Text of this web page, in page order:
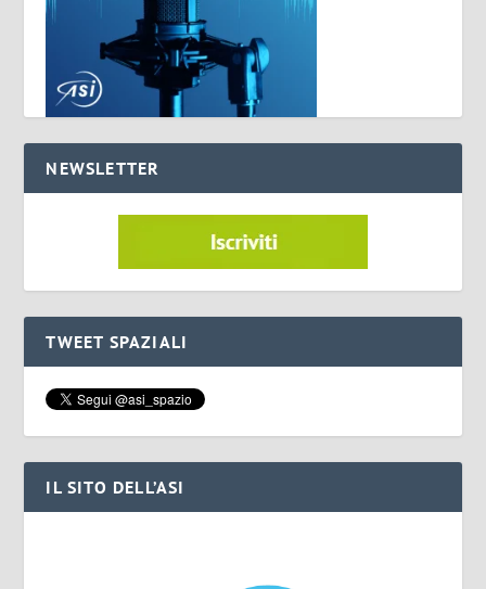
NEWSLETTER
TWEET SPAZIALI
IL SITO DELL’ASI